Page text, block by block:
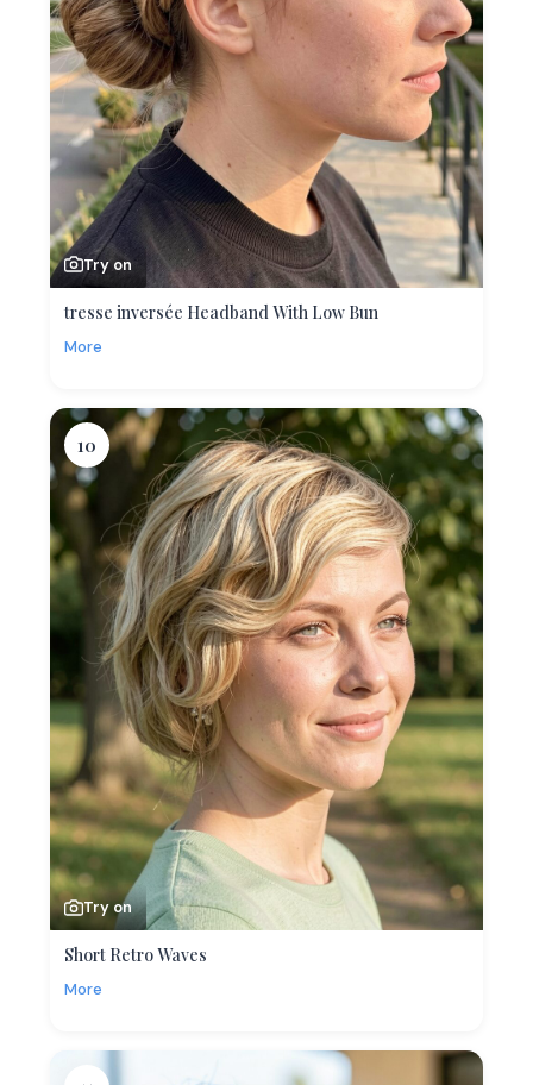
Try on
tresse inversée Headband With Low Bun
More
10
Try on
Short Retro Waves
More